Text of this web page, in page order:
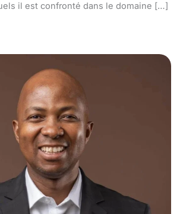
il est confronté dans le domaine […]